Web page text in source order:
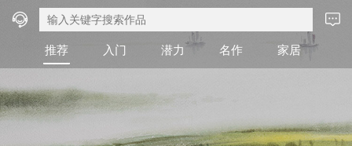
推荐 入门 潜力 名作 家居